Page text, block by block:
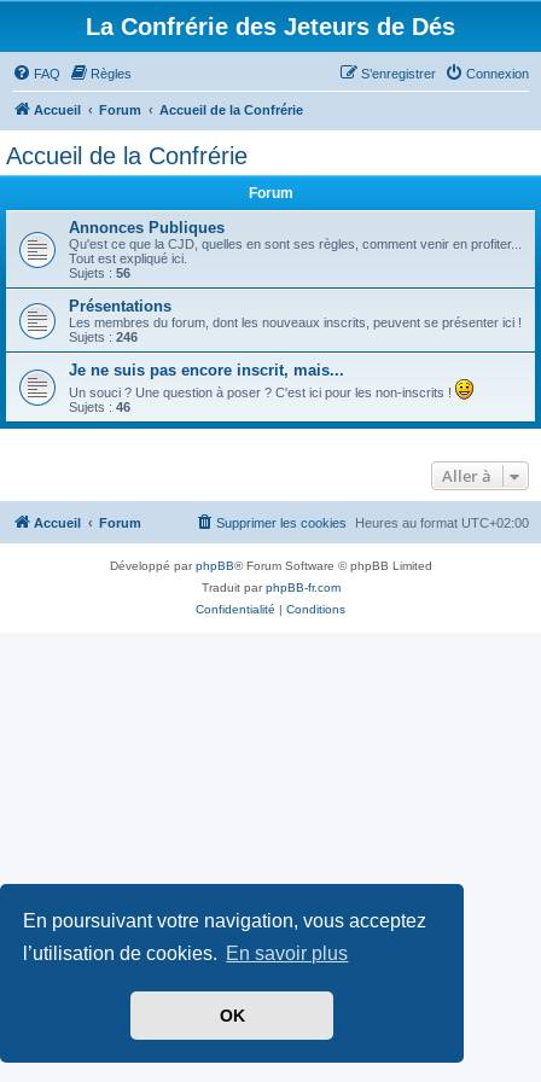
En poursuivant votre navigation, vous acceptez
l’utilisation de cookies. En savoir plus
OK
La Confrérie des Jeteurs de Dés
FAQ Règles Connexion
S’enregistrer
Accueil Forum Accueil de la Confrérie
Accueil de la Confrérie
Forum
Annonces Publiques
Qu'est ce que la CJD, quelles en sont ses règles, comment venir en profiter...
Tout est expliqué ici.
Sujets : 56
Présentations
Les membres du forum, dont les nouveaux inscrits, peuvent se présenter ici !
Sujets : 246
Je ne suis pas encore inscrit, mais...
Un souci ? Une question à poser ? C'est ici pour les non-inscrits !
Sujets : 46
Aller à
Accueil Forum Heures au format UTC+02:00
Supprimer les cookies
Développé parphpBB® Forum Software © phpBB Limited
Traduit parphpBB-fr.com
Confidentialité | Conditions